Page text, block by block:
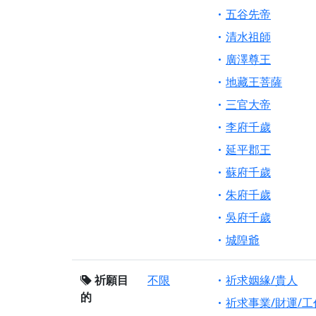
五谷先帝
清水祖師
廣澤尊王
地藏王菩薩
三官大帝
李府千歲
延平郡王
蘇府千歲
朱府千歲
吳府千歲
城隍爺
祈願目
的
不限
祈求姻緣/貴人
祈求事業/財運/工